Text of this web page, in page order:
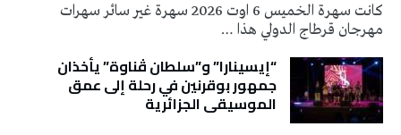
كانت سهرة الخميس 6 اوت 2026 سهرة غير سائر سهرات
مهرجان قرطاج الدولي هذا …
“إيسينارا” و”سلطان ڤناوة” يأخذان
جمهور بوقرنين في رحلة إلى عمق
الموسيقى الجزائرية